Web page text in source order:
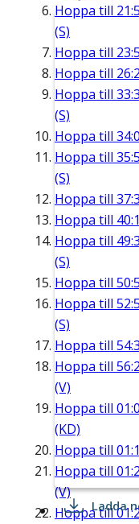
Hoppa till
(S)
Hoppa till
Hoppa till
Hoppa till
(S)
Hoppa till
Hoppa till
(S)
Hoppa till
Hoppa till
Hoppa till
(S)
Hoppa till
Hoppa till
(S)
Hoppa till
Hoppa till
(V)
Hoppa till
(KD)
Hoppa till
Hoppa till
(V)
Hoppa till
Ladda